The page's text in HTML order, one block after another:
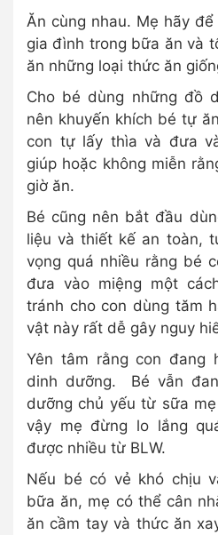
Ăn cùng nhau. Mẹ hãy
gia đình trong bữa ăn và
ăn những loại thức ăn
Cho bé dùng những đồ
nên khuyến khích bé tự
con tự lấy thìa và đưa
giúp hoặc không miễn
giờ ăn.
Bé cũng nên bắt đầu
liệu và thiết kế an toàn,
vọng quá nhiều rằng bé
đưa vào miệng một
tránh cho con dùng tăm
vật này rất dễ gây nguy
Yên tâm rằng con đang
dinh dưỡng. Bé vẫn
dưỡng chủ yếu từ sữa
vậy mẹ đừng lo lắng
được nhiều từ BLW.
Nếu bé có vẻ khó chịu
bữa ăn, mẹ có thể cân
ăn cầm tay và thức ăn